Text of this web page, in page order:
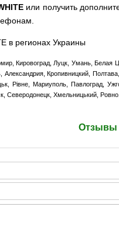
или получить
в регионах Украины
Кировоград, Луцк, Умань, Белая
Александрия, Кропивницкий,
Рівне, Мариуполь, Павлоград,
Северодонецк, Хмельницький, Ровно.
Отзывы